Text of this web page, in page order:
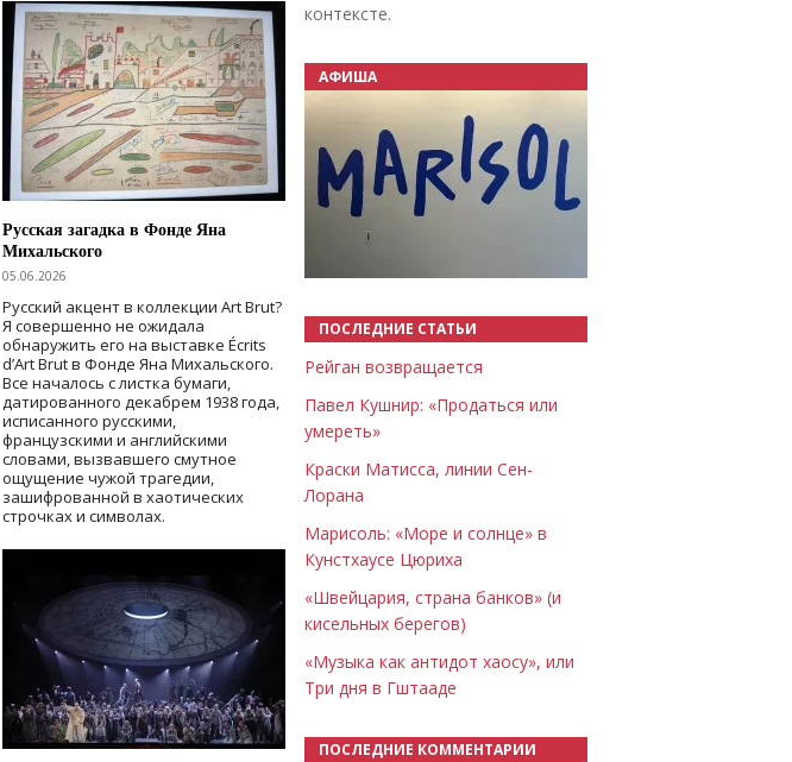
Русская загадка в Фонде Яна
Михальского
05.06.2026
Русский акцент в коллекции Art Brut?
Я совершенно не ожидала
обнаружить его на выставке Écrits
d’Art Brut в Фонде Яна Михальского.
Все началось с листка бумаги,
датированного декабрем 1938 года,
исписанного русскими,
французскими и английскими
словами, вызвавшего смутное
ощущение чужой трагедии,
зашифрованной в хаотических
строчках и символах.
контексте.
АФИША
ПОСЛЕДНИЕ СТАТЬИ
Рейган возвращается
Павел Кушнир: «Продаться или
умереть»
Краски Матисса, линии Сен-
Лорана
Марисоль: «Море и солнце» в
Кунстхаусе Цюриха
«Швейцария, страна банков» (и
кисельных берегов)
«Музыка как антидот хаосу», или
Три дня в Гштааде
ПОСЛЕДНИЕ КОММЕНТАРИИ